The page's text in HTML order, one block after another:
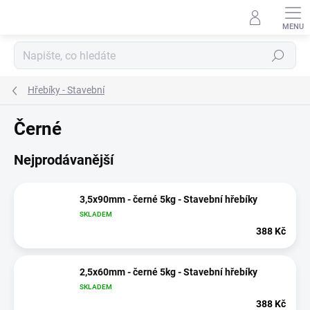
Hledat
Hřebíky - Stavební
Černé
Nejprodávanější
3,5x90mm - černé 5kg - Stavební hřebíky
SKLADEM
388 Kč
2,5x60mm - černé 5kg - Stavební hřebíky
SKLADEM
388 Kč